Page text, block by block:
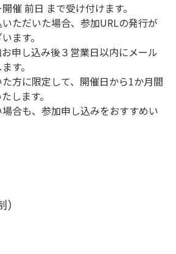
催 前日 まで受け付けます。
ただいた場合、参加URLの発行が
ます。
申し込み後３営業日以内にメール
す。
方に限定して、開催日から1か月間
たします。
合も、参加申し込みをおすすめい